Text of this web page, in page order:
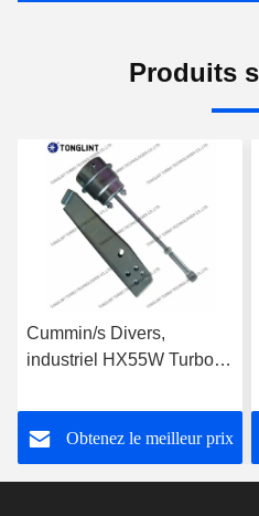
Produits
Cummin/s Divers,
industriel HX55W Turbo
turbocompresseur
3592778Obtenez le meilleur prix